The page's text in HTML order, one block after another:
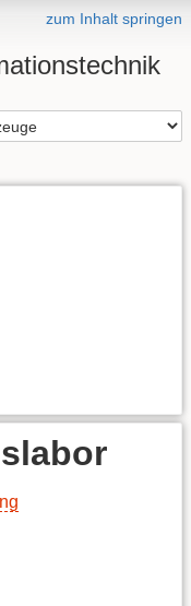
zum Inhalt springen